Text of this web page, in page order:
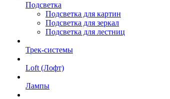
Подсветка
Подсветка для картин
Подсветка для зеркал
Подсветка для лестниц
Трек-системы
Loft (Лофт)
Лампы